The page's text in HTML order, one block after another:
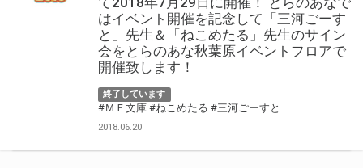
はイベント開催を記念して「三河ごーす
と」先生＆「ねこめたる」先生のサイン
会をとらのあな秋葉原イベントフロアで
開催致します！
終了しています
#ＭＦ文庫 #ねこめたる #三河ごーすと
2018.06.20